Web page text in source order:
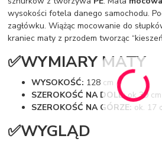
wysokości fotela danego samochodu.
zagłówku. Wiążąc mocowanie do
kraniec maty z przodem tworząc
✅WYMIARY MATY
WYSOKOŚĆ: 128 cm
SZEROKOŚĆ NA DOLE:ok 39 cm
SZEROKOŚĆ NA GÓRZE: ok. 17
✅WYGLĄD